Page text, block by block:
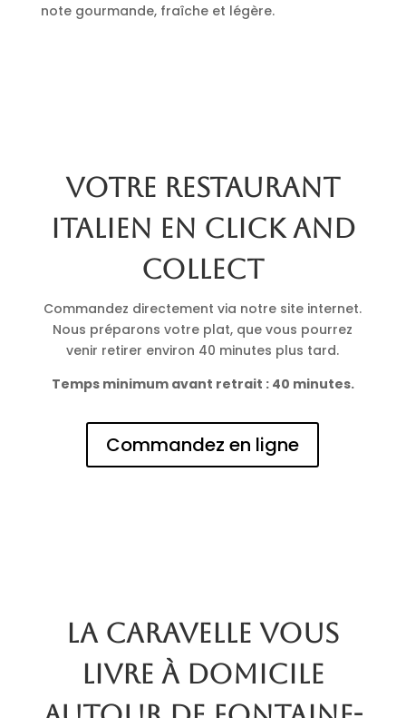
note gourmande, fraîche et légère.
Votre restaurant
italien en click and
collect
Commandez directement via notre site internet.
Nous préparons votre plat, que vous pourrez
venir retirer environ 40 minutes plus tard.
Temps minimum avant retrait : 40 minutes.
Commandez en ligne
La Caravelle vous
livre à domicile